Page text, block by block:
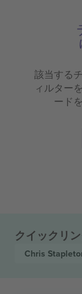
該当する
ィルター
ード
クイックリ
Chris